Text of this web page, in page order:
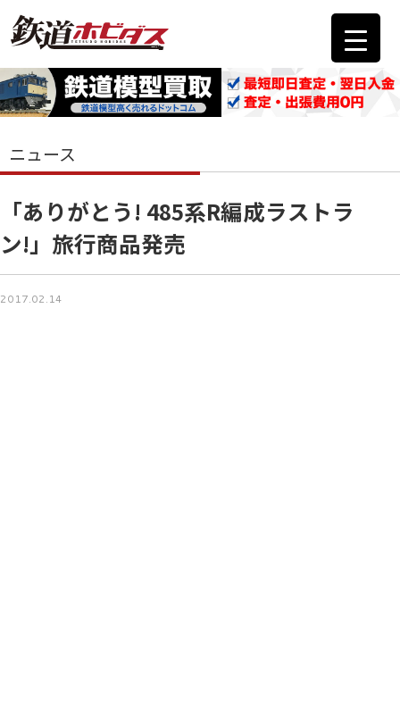
ニュース
「ありがとう! 485系R編成ラストラ
ン!」旅行商品発売
2017.02.14